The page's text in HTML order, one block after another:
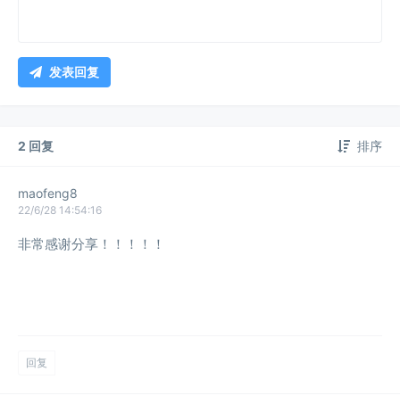
发表回复
2 回复 排序
maofeng8
22/6/28 14:54:16
非常感谢分享！！！！！
回复